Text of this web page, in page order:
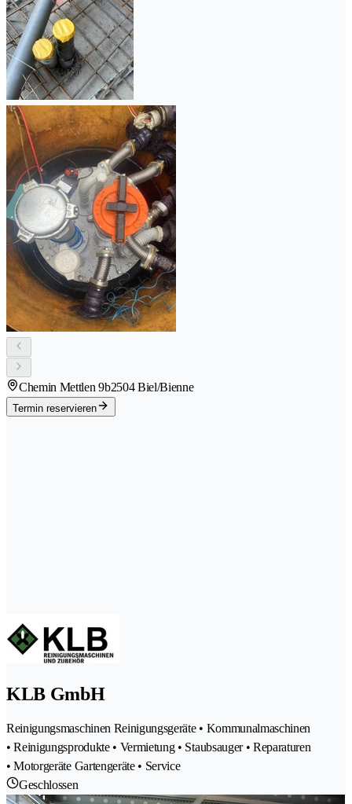
Chemin Mettlen 9b2504 Biel/Bienne
Termin reservieren
KLB GmbH
Reinigungsmaschinen Reinigungsgeräte • Kommunalmaschinen
• Reinigungsprodukte • Vermietung • Staubsauger • Reparaturen
• Motorgeräte Gartengeräte • Service
Geschlossen